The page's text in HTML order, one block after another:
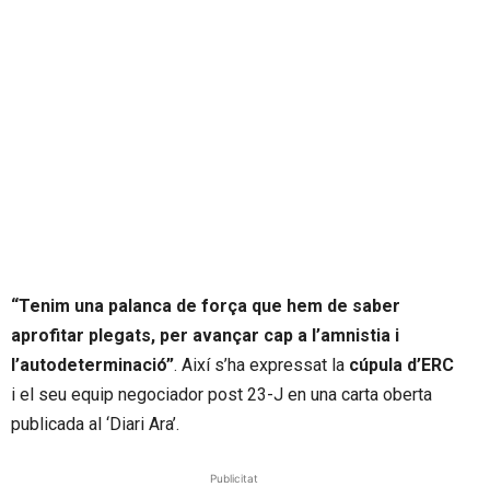
“Tenim una palanca de força que hem de saber
aprofitar plegats, per avançar cap a l’amnistia i
l’autodeterminació”. Així s’ha expressat la cúpula d’ERC
i el seu equip negociador post 23-J en una carta oberta
publicada al ‘Diari Ara’.
Publicitat